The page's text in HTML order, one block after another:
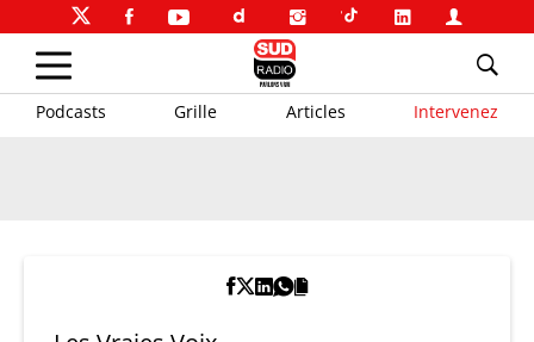
Podcasts Grille Articles Intervenez